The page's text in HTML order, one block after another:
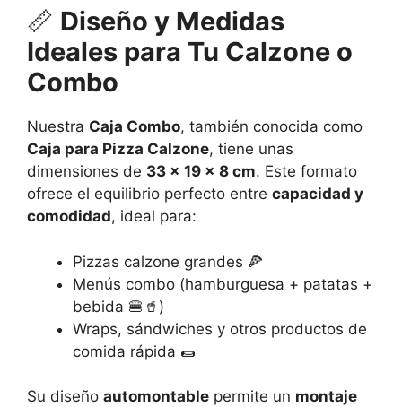
📏 Diseño y Medidas
Ideales para Tu Calzone o
Combo
Nuestra Caja Combo, también conocida como
Caja para Pizza Calzone, tiene unas
dimensiones de 33 x 19 x 8 cm. Este formato
ofrece el equilibrio perfecto entre capacidad y
comodidad, ideal para:
Pizzas calzone grandes 🍕
Menús combo (hamburguesa + patatas +
bebida 🍔🥤)
Wraps, sándwiches y otros productos de
comida rápida 🌯
Su diseño automontable permite un montaje